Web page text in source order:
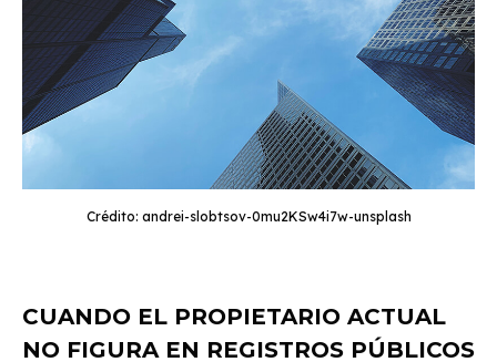
Crédito: andrei-slobtsov-0mu2KSw4i7w-unsplash
CUANDO EL PROPIETARIO ACTUAL
NO FIGURA EN REGISTROS PÚBLICOS